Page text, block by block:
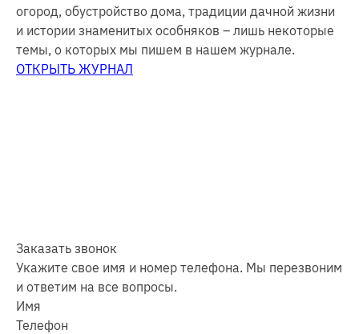
огород, обустройство дома, традиции дачной жизни
и истории знаменитых особняков – лишь некоторые
темы, о которых мы пишем в нашем журнале.
ОТКРЫТЬ ЖУРНАЛ
Заказать звонок
Укажите свое имя и номер телефона. Мы перезвоним
и ответим на все вопросы.
Имя
Телефон